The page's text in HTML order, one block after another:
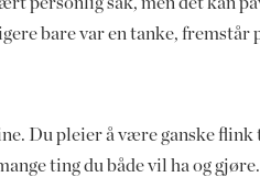
bare var en tanke, fremstår
Du pleier å være ganske
ting du både vil ha og